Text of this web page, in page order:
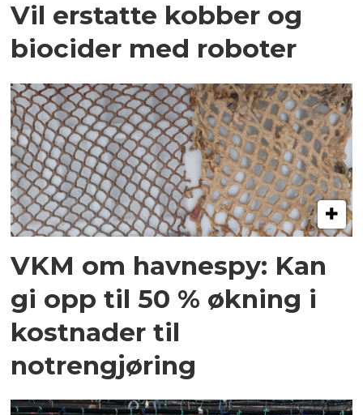
Vil erstatte kobber og
biocider med roboter
VKM om havnespy: Kan
gi opp til 50 % økning i
kostnader til
notrengjøring